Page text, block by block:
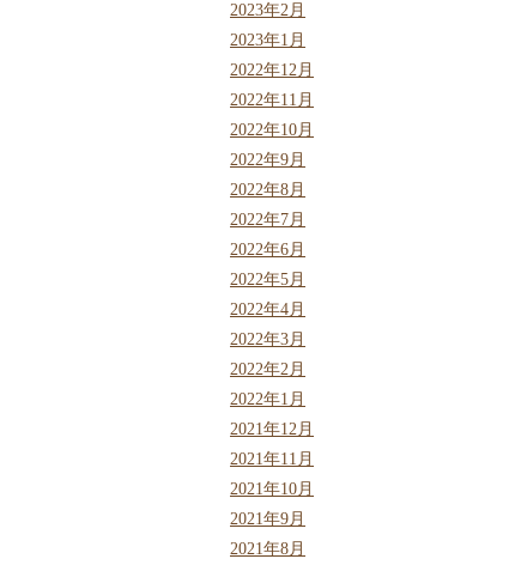
2023年2月
2023年1月
2022年12月
2022年11月
2022年10月
2022年9月
2022年8月
2022年7月
2022年6月
2022年5月
2022年4月
2022年3月
2022年2月
2022年1月
2021年12月
2021年11月
2021年10月
2021年9月
2021年8月